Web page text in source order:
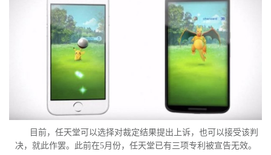
目前，任天堂可以选择对裁定结果提出上诉，也可以接受该判
决，就此作罢。此前在5月份，任天堂已有三项专利被宣告无效。